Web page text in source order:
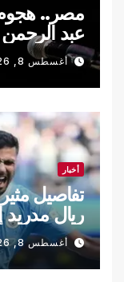
مصر.. هجوم
عبد
وكذب"
أغسطس 8, 2026
أخبار
تفاصيل
ريال مدريد
أغسطس 8, 2026